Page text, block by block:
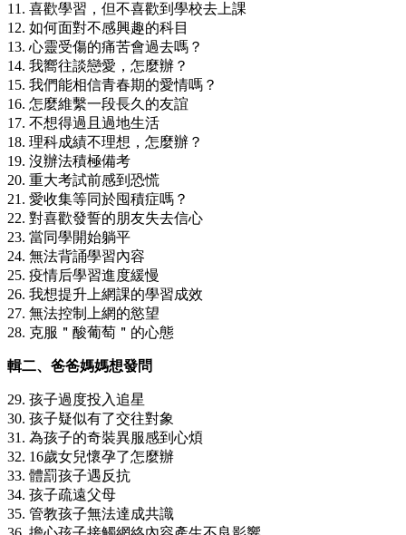
11. 喜歡學習，但不喜歡到學校去上課
12. 如何面對不感興趣的科目
13. 心靈受傷的痛苦會過去嗎？
14. 我嚮往談戀愛，怎麼辦？
15. 我們能相信青春期的愛情嗎？
16. 怎麼維繫一段長久的友誼
17. 不想得過且過地生活
18. 理科成績不理想，怎麼辦？
19. 沒辦法積極備考
20. 重大考試前感到恐慌
21. 愛收集等同於囤積症嗎？
22. 對喜歡發誓的朋友失去信心
23. 當同學開始躺平
24. 無法背誦學習內容
25. 疫情后學習進度緩慢
26. 我想提升上網課的學習成效
27. 無法控制上網的慾望
28. 克服＂酸葡萄＂的心態
輯二、爸爸媽媽想發問
29. 孩子過度投入追星
30. 孩子疑似有了交往對象
31. 為孩子的奇裝異服感到心煩
32. 16歲女兒懷孕了怎麼辦
33. 體罰孩子遇反抗
34. 孩子疏遠父母
35. 管教孩子無法達成共識